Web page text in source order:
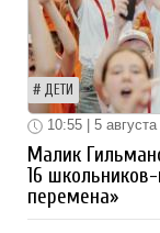
ДЕТИ
10:55 | 5 августа
Малик
16
перемена»